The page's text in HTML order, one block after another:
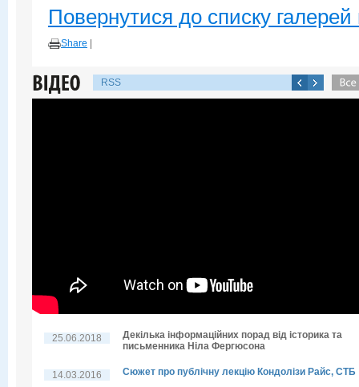
Повернутися до списку галерей
Share
RSS
25.06.2018
Декілька інформаційних порад від історика та
письменника Ніла Фергюсона
14.03.2016 Сюжет про публічну лекцію Кондолізи Райс, СТБ